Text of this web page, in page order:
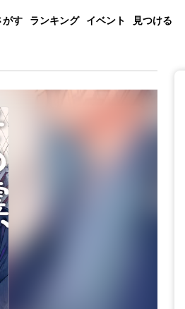
がす ランキング イベント 見つける